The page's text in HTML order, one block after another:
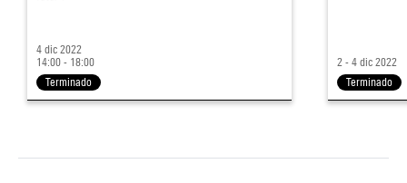
4 dic 2022
14:00 - 18:00
Terminado
2 - 4 dic 2022
Terminado